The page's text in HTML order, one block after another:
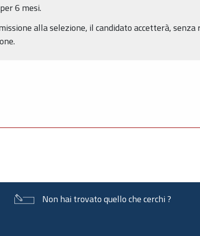
6 mesi.
alla selezione, il candidato accetterà,
Non hai trovato quello che cerchi ?